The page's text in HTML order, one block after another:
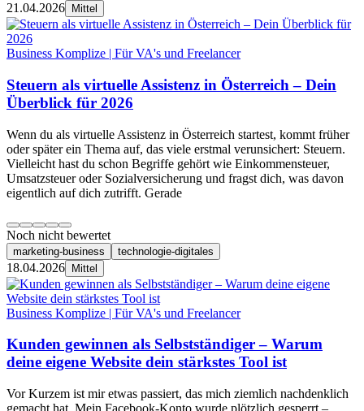
21.04.2026 Mittel
Business Komplize | Für VA's und Freelancer
Steuern als virtuelle Assistenz in Österreich – Dein
Überblick für 2026
Wenn du als virtuelle Assistenz in Österreich startest, kommt früher
oder später ein Thema auf, das viele erstmal verunsichert: Steuern.
Vielleicht hast du schon Begriffe gehört wie Einkommensteuer,
Umsatzsteuer oder Sozialversicherung und fragst dich, was davon
eigentlich auf dich zutrifft. Gerade
Noch nicht bewertet
marketing-business technologie-digitales
18.04.2026 Mittel
Business Komplize | Für VA's und Freelancer
Kunden gewinnen als Selbstständiger – Warum
deine eigene Website dein stärkstes Tool ist
Vor Kurzem ist mir etwas passiert, das mich ziemlich nachdenklich
gemacht hat. Mein Facebook-Konto wurde plötzlich gesperrt –